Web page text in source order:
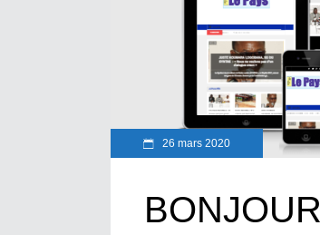
26 mars 2020
BONJOUR